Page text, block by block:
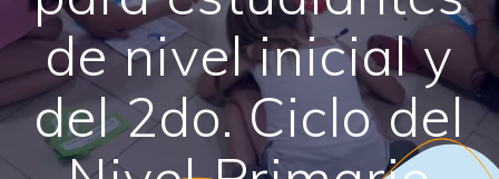
de nivel inicial y
del 2do. Ciclo del